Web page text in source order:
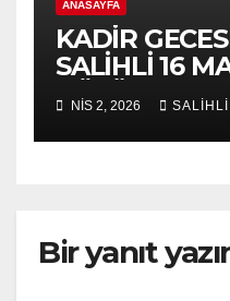
ANASAYFA
KADİR
SALİHLİ 16
BÖLÜM 2
NIS 2, 2026 SALİHLİ
Bir yanıt